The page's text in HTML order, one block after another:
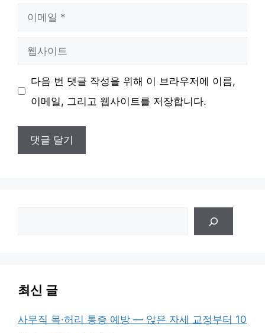
이 다음 번 댓글 작성을 위해 이 브라우저에 이름,
이메일, 그리고 웹사이트를 저장합니다.
최신 글
사무직 목·허리 통증 예방 — 앉은 자세 교정부터 10